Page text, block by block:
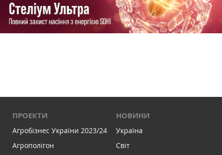
ПРОЕКТИ
Агробізнес України 2023/24
Агрополігон
НОВИНИ
Україна
Світ